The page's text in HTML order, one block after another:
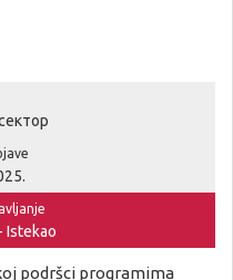
Istekao
podršci programima